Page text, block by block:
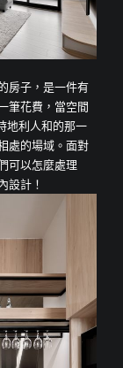
房子，是一件有
筆花費，當空間
地利人和的那一
處的場域。面對
可以怎麼處理
設計！